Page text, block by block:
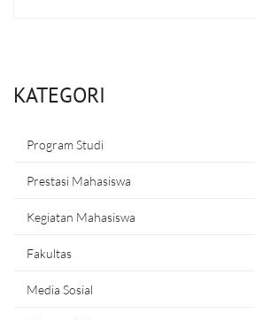
KATEGORI
Program Studi
Prestasi Mahasiswa
Kegiatan Mahasiswa
Fakultas
Media Sosial